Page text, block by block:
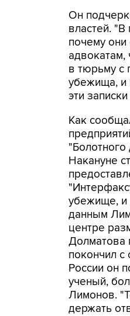
Он
властей.
почему
адвокатам,
в тюрьму с
убежища, и
эти
Как
Накануне
убежище, и
данным
центре
Долматова
покончил с
России он
ученый,
Лимонов.
держать